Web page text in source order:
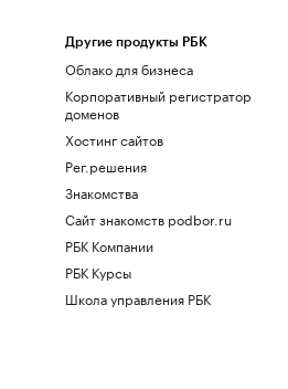
Другие продукты РБК
Облако для бизнеса
Корпоративный регистратор
доменов
Хостинг сайтов
Рег.решения
Знакомства
Сайт знакомств podbor.ru
РБК Компании
РБК Курсы
Школа управления РБК